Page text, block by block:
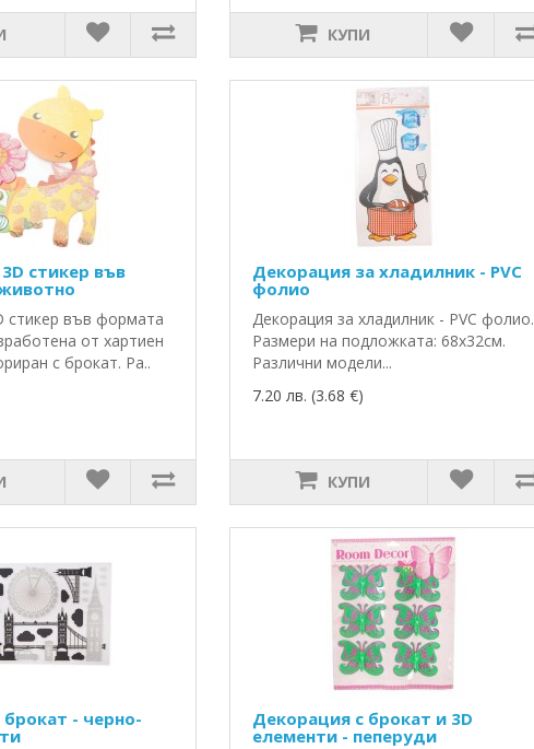
КУПИ
стикер във
стикер във формата
от хартиен
с брокат. Ра..
Декорация за хладилник - PVC
фолио
Декорация за хладилник - PVC фолио.
Размери на подложката: 68х32см.
Различни модели...
7.20 лв. (3.68 €)
КУПИ
- черно-
Декорация с брокат и 3D
елементи - пеперуди